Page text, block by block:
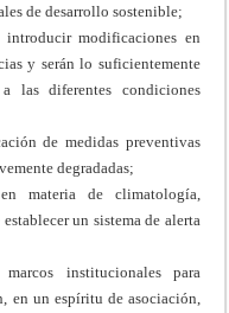
de desarrollo sostenible;
modificaciones en
y serán lo suficientemente
las diferentes condiciones
de medidas preventivas
degradadas;
materia de climatología,
un sistema de alerta
institucionales para
en un espíritu de asociación,